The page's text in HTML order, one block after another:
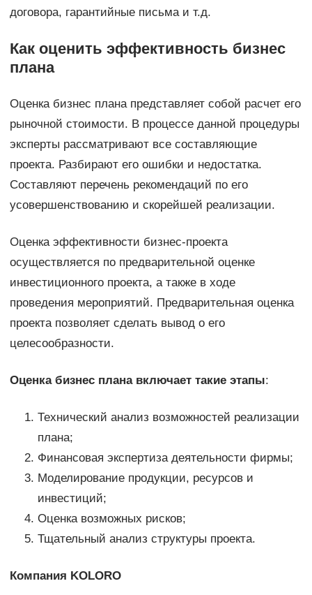
договора, гарантийные письма и т.д.
Как оценить эффективность бизнес
плана
Оценка бизнес плана представляет собой расчет его
рыночной стоимости. В процессе данной процедуры
эксперты рассматривают все составляющие
проекта. Разбирают его ошибки и недостатка.
Составляют перечень рекомендаций по его
усовершенствованию и скорейшей реализации.
Оценка эффективности бизнес-проекта
осуществляется по предварительной оценке
инвестиционного проекта, а также в ходе
проведения мероприятий. Предварительная оценка
проекта позволяет сделать вывод о его
целесообразности.
Оценка бизнес плана включает такие этапы:
Технический анализ возможностей реализации
плана;
Финансовая экспертиза деятельности фирмы;
Моделирование продукции, ресурсов и
инвестиций;
Оценка возможных рисков;
Тщательный анализ структуры проекта.
Компания KOLORO